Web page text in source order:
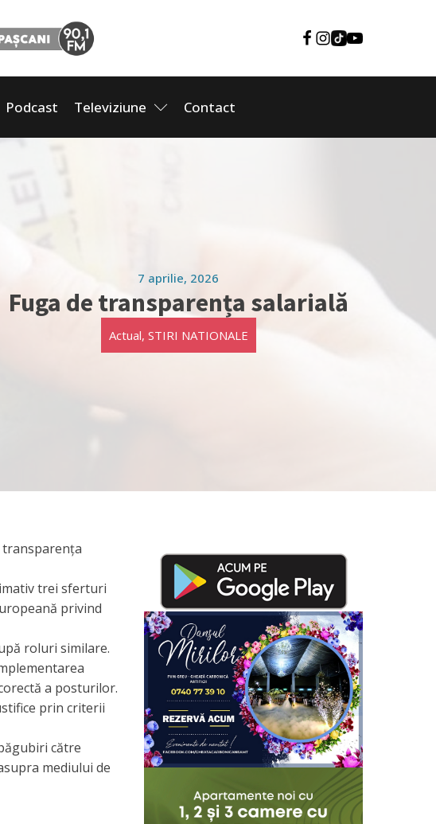
Podcast Televiziune Contact
7 aprilie, 2026
Fuga de transparența salarială
Actual, STIRI NATIONALE
trei sferturi
privind
roluri similare.
a posturilor.
prin criterii
către
mediului de